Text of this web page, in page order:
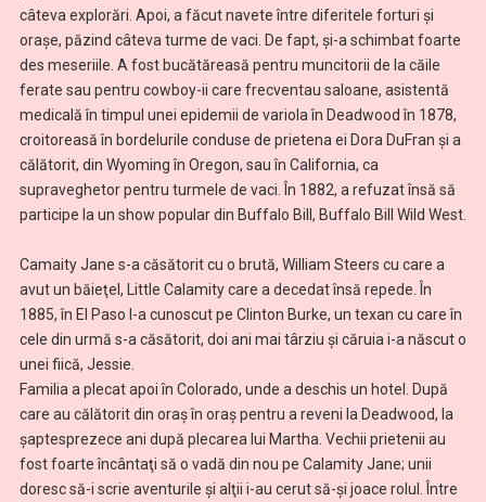
câteva explorări. Apoi, a făcut navete între diferitele forturi și
orașe, păzind câteva turme de vaci. De fapt, şi-a schimbat foarte
des meseriile. A fost bucătăreasă pentru muncitorii de la căile
ferate sau pentru cowboy-ii care frecventau saloane, asistentă
medicală în timpul unei epidemii de variola în Deadwood în 1878,
croitoreasă în bordelurile conduse de prietena ei Dora DuFran și a
călătorit, din Wyoming în Oregon, sau în California, ca
supraveghetor pentru turmele de vaci. În 1882, a refuzat însă să
participe la un show popular din Buffalo Bill, Buffalo Bill Wild West.
Camaity Jane s-a căsătorit cu o brută, William Steers cu care a
avut un băieţel, Little Calamity care a decedat însă repede. În
1885, în El Paso l-a cunoscut pe Clinton Burke, un texan cu care în
cele din urmă s-a căsătorit, doi ani mai târziu şi căruia i-a născut o
unei fiică, Jessie.
Familia a plecat apoi în Colorado, unde a deschis un hotel. După
care au călătorit din oraș în oraș pentru a reveni la Deadwood, la
șaptesprezece ani după plecarea lui Martha. Vechii prietenii au
fost foarte încântaţi să o vadă din nou pe Calamity Jane; unii
doresc să-i scrie aventurile și alţii i-au cerut să-şi joace rolul. Între